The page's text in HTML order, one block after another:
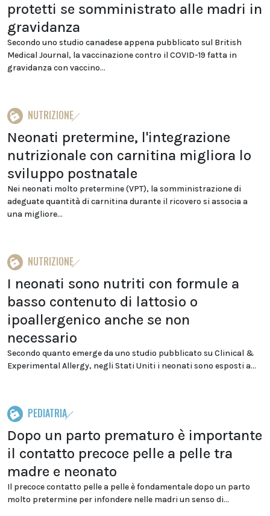
protetti se somministrato alle madri in
gravidanza
Secondo uno studio canadese appena pubblicato sul British
Medical Journal, la vaccinazione contro il COVID-19 fatta in
gravidanza con vaccino...
NUTRIZIONE
Neonati pretermine, l'integrazione
nutrizionale con carnitina migliora lo
sviluppo postnatale
Nei neonati molto pretermine (VPT), la somministrazione di
adeguate quantità di carnitina durante il ricovero si associa a
una migliore...
NUTRIZIONE
I neonati sono nutriti con formule a
basso contenuto di lattosio o
ipoallergenico anche se non
necessario
Secondo quanto emerge da uno studio pubblicato su Clinical &
Experimental Allergy, negli Stati Uniti i neonati sono esposti a...
PEDIATRIA
Dopo un parto prematuro è importante
il contatto precoce pelle a pelle tra
madre e neonato
Il precoce contatto pelle a pelle è fondamentale dopo un parto
molto pretermine per infondere nelle madri un senso di...